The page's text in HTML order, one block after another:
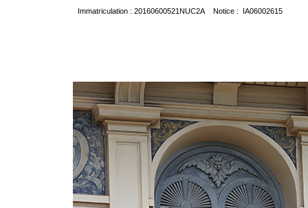
Immatriculation : 20160600521NUC2A Notice : IA06002615